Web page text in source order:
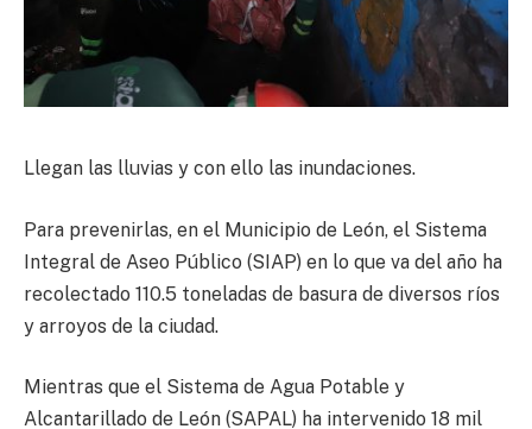
Llegan las lluvias y con ello las inundaciones.
Para prevenirlas, en el Municipio de León, el Sistema
Integral de Aseo Público (SIAP) en lo que va del año ha
recolectado 110.5 toneladas de basura de diversos ríos
y arroyos de la ciudad.
Mientras que el Sistema de Agua Potable y
Alcantarillado de León (SAPAL) ha intervenido 18 mil